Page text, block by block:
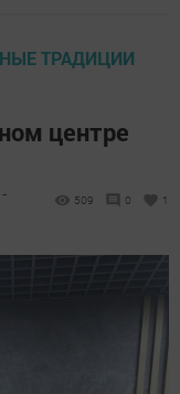
ТРАДИЦИИ
центре
509 0 1